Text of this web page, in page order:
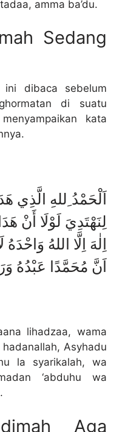
amma ba’du.
Sedang
ini dibaca sebelum
di suatu
kata
اَلْحَمْدُ ِللهِ الَّذِي
لِنَهْتَدِيَ لَوْلَا أَنْ
اِلٰهَ اِلَّا اللهُ
اَنَّ مُحَمَّدًا عَبْدُهُ
lihadzaa, wama
Asyhadu
la syarikalah, wa
‘abduhu wa
Aga